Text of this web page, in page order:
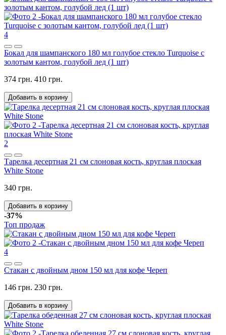
4
Бокал для шампанского 180 мл голубое стекло Turquoise с
золотым кантом, голубой лед (1 шт)
374 грн. 410 грн.
Добавить в корзину
2
Тарелка десертная 21 см слоновая кость, круглая плоская
White Stone
340 грн.
Добавить в корзину
-37%
Топ продаж
4
Стакан с двойным дном 150 мл для кофе Череп
146 грн. 230 грн.
Добавить в корзину